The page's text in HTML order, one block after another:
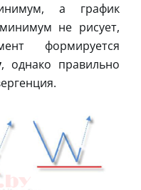
а график
не рисует,
формируется
, однако правильно